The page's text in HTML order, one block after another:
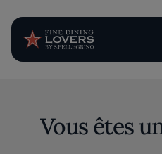
Vous êtes